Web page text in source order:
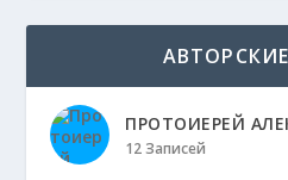
ПРОТОИЕРЕЙ
12 Записей